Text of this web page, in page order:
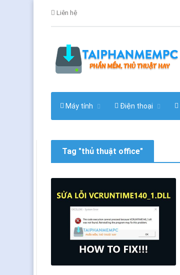
Liên hệ
Máy tính Điện thoại
Tag "thủ thuật office"